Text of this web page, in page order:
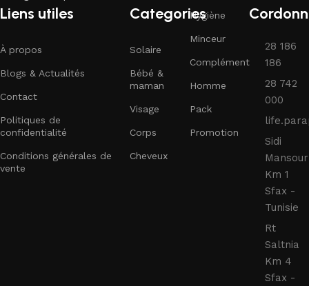
Liens utiles
À propos
Blogs & Actualités
Contact
Politiques de
confidentialité
Conditions générales de
vente
Categories
Solaire
Bébé &
maman
Visage
Corps
Cheveux
Hygiène
Minceur
Complément
Homme
Pack
Promotion
28 186
186
28 742
000
Sidi
Mansour
Km 1
Sfax -
Tunisie
Rt
Saltnia
Km 4
Sfax -